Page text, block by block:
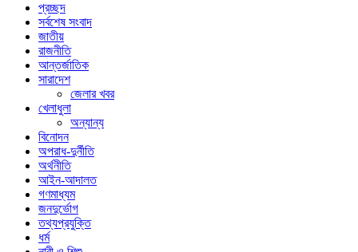
প্রচ্ছদ
সর্বশেষ সংবাদ
জাতীয়
রাজনীতি
আন্তর্জাতিক
সারাদেশ
জেলার খবর
খেলাধুলা
অন্যান্য
বিনোদন
অপরাধ-দুর্নীতি
অর্থনীতি
আইন-আদালত
গণমাধ্যম
জনদুর্ভোগ
তথ্যপ্রযুক্তি
ধর্ম